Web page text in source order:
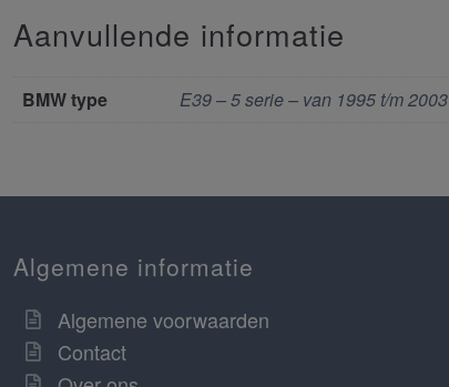
Aanvullende informatie
BMW type E39 – 5 serie – van 1995 t/m 2003
Algemene informatie
Algemene voorwaarden
Contact